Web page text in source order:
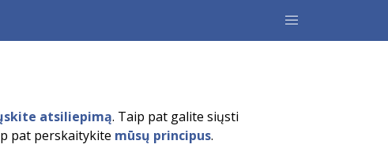
atsiliepimą. Taip pat galite siųsti
pat perskaitykite mūsų principus.